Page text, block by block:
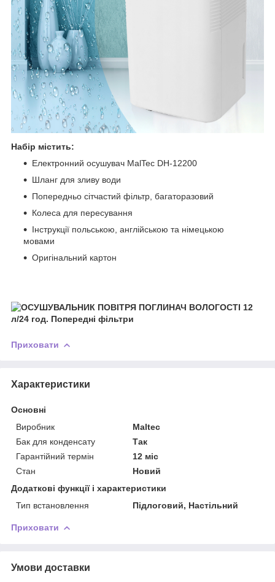
Набір містить:
Електронний осушувач MalTec DH-12200
Шланг для зливу води
Попередньо сітчастий фільтр, багаторазовий
Колеса для пересування
Інструкції польською, англійською та німецькою
мовами
Оригінальний картон
Приховати
Характеристики
Основні
Виробник
Maltec
Бак для конденсату
Так
Гарантійний термін
12 міс
Стан
Новий
Додаткові функції і характеристики
Тип встановлення
Підлоговий, Настільний
Приховати
Умови доставки